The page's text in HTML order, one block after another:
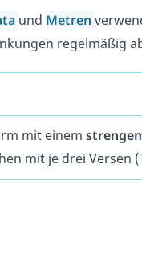
und Metren
regelmäßig
mit einem
mit je drei Versen